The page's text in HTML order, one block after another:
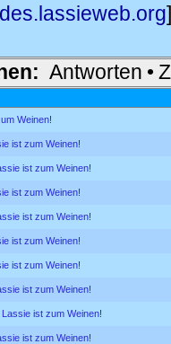
]
Antworten •
Weinen!
ist zum Weinen!
ist zum Weinen!
ist zum Weinen!
ist zum Weinen!
ist zum Weinen!
ist zum Weinen!
ist zum Weinen!
Lassie ist zum Weinen!
ist zum Weinen!